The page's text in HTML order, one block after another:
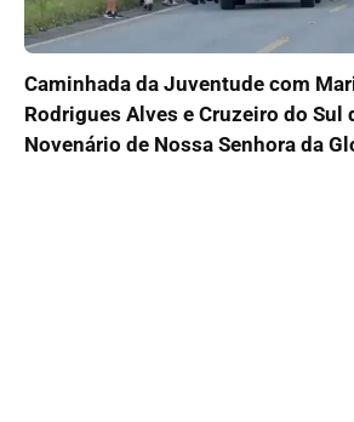
Caminhada da Juventude com
Rodrigues Alves e Cruzeiro do Sul
Novenário de Nossa Senhora da